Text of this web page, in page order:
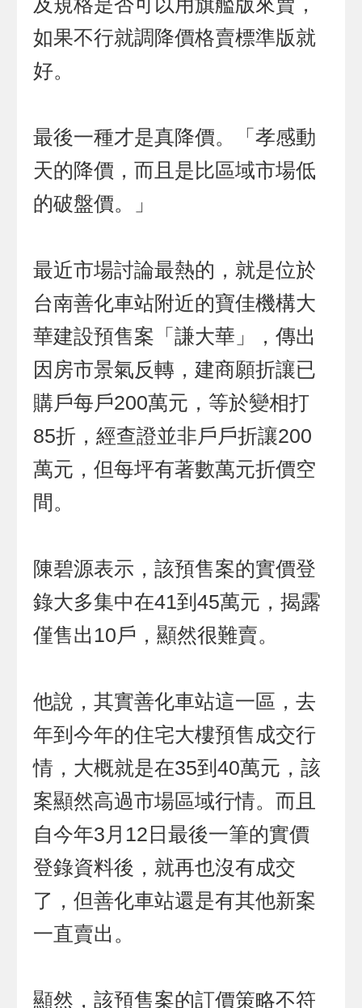
及規格是否可以用旗艦版來賣，
如果不行就調降價格賣標準版就
好。
最後一種才是真降價。「孝感動
天的降價，而且是比區域市場低
的破盤價。」
最近市場討論最熱的，就是位於
台南善化車站附近的寶佳機構大
華建設預售案「謙大華」，傳出
因房市景氣反轉，建商願折讓已
購戶每戶200萬元，等於變相打
85折，經查證並非戶戶折讓200
萬元，但每坪有著數萬元折價空
間。
陳碧源表示，該預售案的實價登
錄大多集中在41到45萬元，揭露
僅售出10戶，顯然很難賣。
他說，其實善化車站這一區，去
年到今年的住宅大樓預售成交行
情，大概就是在35到40萬元，該
案顯然高過市場區域行情。而且
自今年3月12日最後一筆的實價
登錄資料後，就再也沒有成交
了，但善化車站還是有其他新案
一直賣出。
顯然，該預售案的訂價策略不符